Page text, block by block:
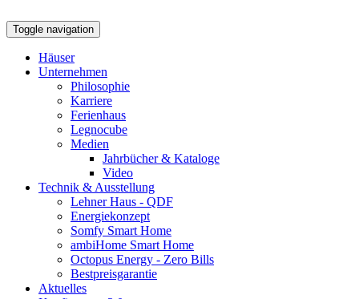
Toggle navigation
Häuser
Unternehmen
Philosophie
Karriere
Ferienhaus
Legnocube
Medien
Jahrbücher & Kataloge
Video
Technik & Ausstellung
Lehner Haus - QDF
Energiekonzept
Somfy Smart Home
ambiHome Smart Home
Octopus Energy - Zero Bills
Bestpreisgarantie
Aktuelles